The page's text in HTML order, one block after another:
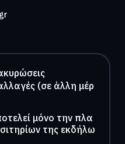
(σε άλλη μέρ
μόνο την πλα
της εκδήλω